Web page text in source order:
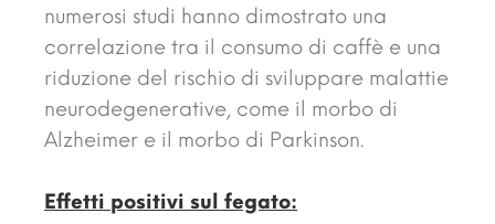
numerosi studi hanno dimostrato una
correlazione tra il consumo di caffè e una
riduzione del rischio di sviluppare malattie
neurodegenerative, come il morbo di
Alzheimer e il morbo di Parkinson.
Effetti positivi sul fegato: